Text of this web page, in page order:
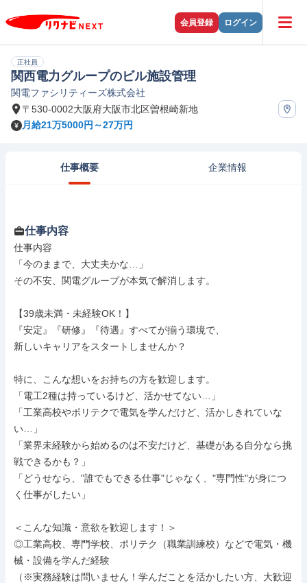
会員登録 ログイン
正社員
関西電力グループのビル施設管理
関電ファシリティーズ株式会社
〒530-0002大阪府大阪市北区曽根崎新地
月給21万5000円～27万円
仕事概要 企業情報
仕事内容
仕事内容
「今のままで、大丈夫かな…」
その不安、関電グループが本気で解消します。
【39歳未満・未経験OK！】
『安定』『研修』『待遇』すべてが揃う環境で、
新しいキャリアをスタートしませんか？
特に、こんな想いをお持ちの方を歓迎します。
「電工2種は持っているけど、活かせてない…」
「工業高校やポリテクで電気を学んだけど、活かしきれていな
い…」
「業界未経験から始めるのは不安だけど、基礎がある自分なら挑
戦できるかも？」
「どうせなら、"誰でもできる仕事"じゃなく、"専門性"が身につ
く仕事がしたい」
＜こんな知識・意欲を歓迎します！＞
◎工業高校、専門学校、ポリテク（職業訓練校）などで電気・機
械・設備を学んだ経験
（※実務経験は問いません！学んだことを活かしたい方、大歓迎